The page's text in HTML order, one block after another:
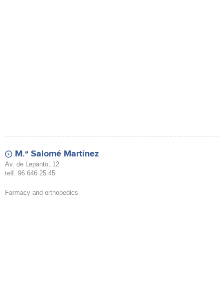
M.ª Salomé Martínez
Av. de Lepanto, 12
telf. 96 646 25 45
Farmacy and orthopedics